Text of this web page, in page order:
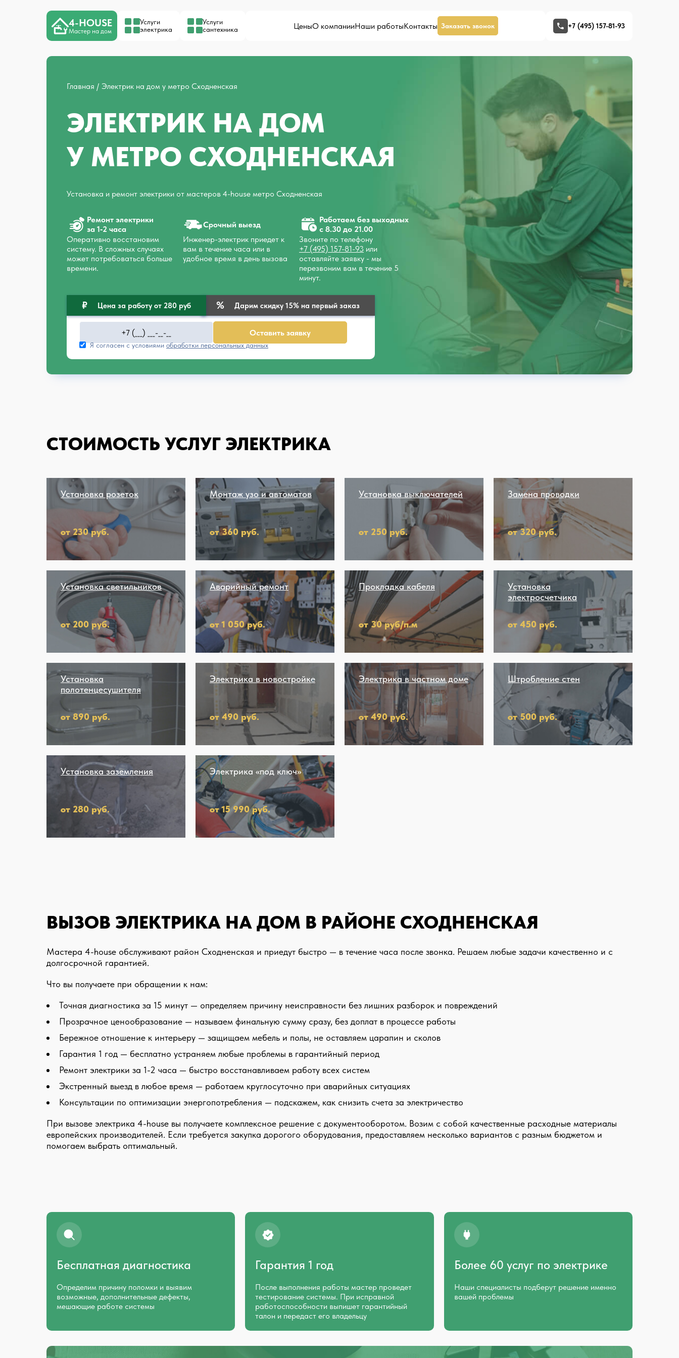
4-HOUSE
Мастер на дом
Услуги
электрика
Услуги
сантехника
ЦеныО компанииНаши работыКонтакты Заказать звонок +7 (495) 157-81-93
Главная Электрик на дом у метро Сходненская
ЭЛЕКТРИК НА ДОМ
У МЕТРО СХОДНЕНСКАЯ
Установка и ремонт электрики от мастеров 4-house метро Сходненская
Ремонт электрики
за 1‑2 часа
Оперативно восстановим
систему. В сложных случаях
может потребоваться больше
времени.
Срочный выезд
Инженер-электрик приедет к
вам в течение часа или в
удобное время в день вызова
Работаем без выходных
с 8.30 до 21.00
Звоните по телефону
+7 (495) 157-81-93 или
оставляйте заявку - мы
перезвоним вам в течение 5
минут.
Дарим скидку 15% на первый заказ
Цена за работу от 280 руб
Оставить заявку
Я согласен с условиямиобработки персональных данных
СТОИМОСТЬ УСЛУГ ЭЛЕКТРИКА
Установка розеток
от 230 руб.
Монтаж узо и автоматов
от 360 руб.
Установка выключателей
от 250 руб.
Замена проводки
от 320 руб.
Установка светильников
от 200 руб.
Аварийный ремонт
от 1 050 руб.
Прокладка кабеля
от 30 руб/п.м
Установка
электросчетчика
от 450 руб.
Установка
полотенцесушителя
от 890 руб.
Электрика в новостройке
от 490 руб.
Электрика в частном доме
от 490 руб.
Штробление стен
от 500 руб.
Установка заземления
от 280 руб.
Электрика «под ключ»
от 15 990 руб.
ВЫЗОВ ЭЛЕКТРИКА НА ДОМ В РАЙОНЕ СХОДНЕНСКАЯ
Мастера 4-house обслуживают район Сходненская и приедут быстро — в течение часа после звонка. Решаем любые задачи качественно и с
долгосрочной гарантией.
Что вы получаете при обращении к нам:
Точная диагностика за 15 минут — определяем причину неисправности без лишних разборок и повреждений
Прозрачное ценообразование — называем финальную сумму сразу, без доплат в процессе работы
Бережное отношение к интерьеру — защищаем мебель и полы, не оставляем царапин и сколов
Гарантия 1 год — бесплатно устраняем любые проблемы в гарантийный период
Ремонт электрики за 1-2 часа — быстро восстанавливаем работу всех систем
Экстренный выезд в любое время — работаем круглосуточно при аварийных ситуациях
Консультации по оптимизации энергопотребления — подскажем, как снизить счета за электричество
При вызове электрика 4-house вы получаете комплексное решение с документооборотом. Возим с собой качественные расходные материалы
европейских производителей. Если требуется закупка дорогого оборудования, предоставляем несколько вариантов с разным бюджетом и
помогаем выбрать оптимальный.
Бесплатная диагностика
Определим причину поломки и выявим
возможные, дополнительные дефекты,
мешающие работе системы
Гарантия 1 год
После выполнения работы мастер проведет
тестирование системы. При исправной
работоспособности выпишет гарантийный
талон и передаст его владельцу
Более 60 услуг по электрике
Наши специалисты подберут решение именно
вашей проблемы